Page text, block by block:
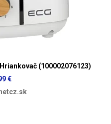
(100002076123)
€